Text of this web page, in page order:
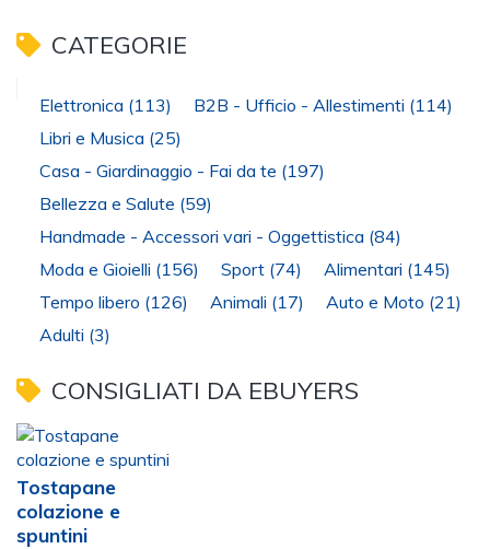
CATEGORIE
Elettronica (113) B2B - Ufficio - Allestimenti (114)
Libri e Musica (25)
Casa - Giardinaggio - Fai da te (197)
Bellezza e Salute (59)
Handmade - Accessori vari - Oggettistica (84)
Moda e Gioielli (156) Sport (74) Alimentari (145)
Tempo libero (126) Animali (17) Auto e Moto (21)
Adulti (3)
CONSIGLIATI DA EBUYERS
Tostapane
colazione e
spuntini